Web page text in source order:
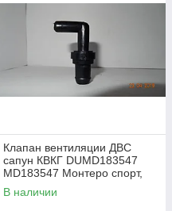
Клапан вентиляции ДВС
сапун КВКГ DUMD183547
MD183547 Монтеро спорт,
пажеро 3 4 / Montero sport,
Pajero
В наличии